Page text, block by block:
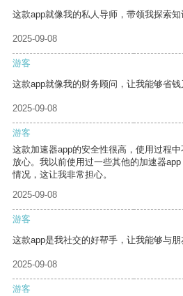
这款app就像我的私人导师，带领我探索知
2025-09-08
游客
这款app就像我的财务顾问，让我能够省钱
2025-09-08
游客
这款加速器app的安全性很高，使用过程
放心。我以前使用过一些其他的加速器
情况，这让我非常担心。
2025-09-08
游客
这款app是我社交的好帮手，让我能够与朋
2025-09-08
游客